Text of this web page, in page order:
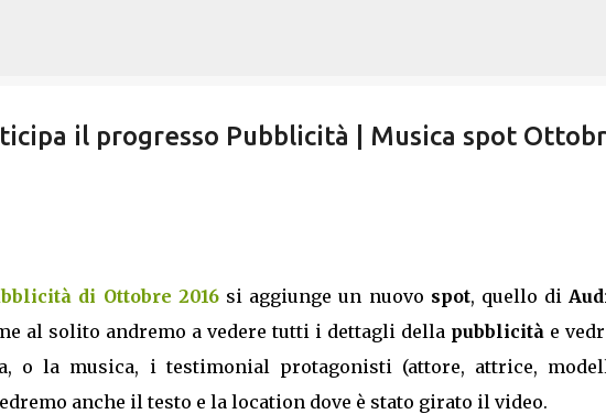
il progresso Pubblicità | Musica spot
di Ottobre 2016si aggiunge un nuovo spot, quello di
al solito andremo a vedere tutti i dettagli della pubblicitàe
o la musica, i testimonial protagonisti (attore, attrice,
anche il testo e la location dove è stato girato il video.